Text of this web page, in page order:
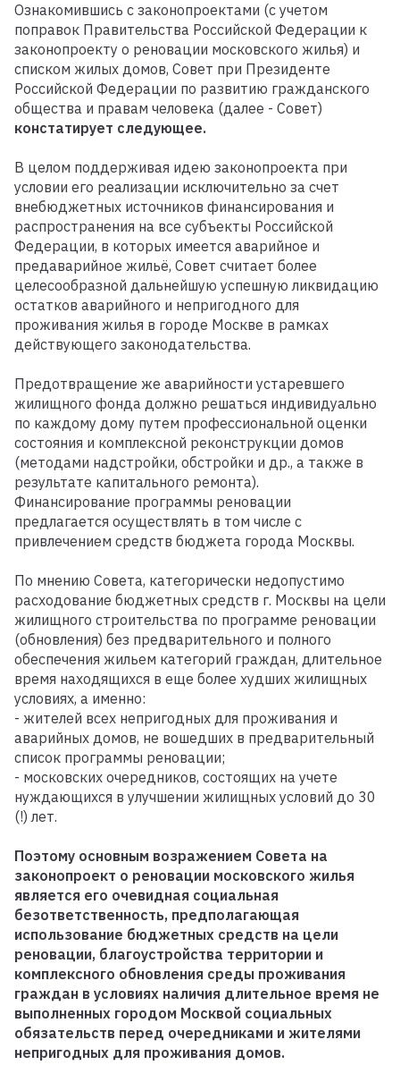
Ознакомившись с законопроектами (с учетом
поправок Правительства Российской Федерации к
законопроекту о реновации московского жилья) и
списком жилых домов, Совет при Президенте
Российской Федерации по развитию гражданского
общества и правам человека (далее - Совет)
констатирует следующее.
В целом поддерживая идею законопроекта при
условии его реализации исключительно за счет
внебюджетных источников финансирования и
распространения на все субъекты Российской
Федерации, в которых имеется аварийное и
предаварийное жильё, Совет считает более
целесообразной дальнейшую успешную ликвидацию
остатков аварийного и непригодного для
проживания жилья в городе Москве в рамках
действующего законодательства.
Предотвращение же аварийности устаревшего
жилищного фонда должно решаться индивидуально
по каждому дому путем профессиональной оценки
состояния и комплексной реконструкции домов
(методами надстройки, обстройки и др., а также в
результате капитального ремонта).
Финансирование программы реновации
предлагается осуществлять в том числе с
привлечением средств бюджета города Москвы.
По мнению Совета, категорически недопустимо
расходование бюджетных средств г. Москвы на цели
жилищного строительства по программе реновации
(обновления) без предварительного и полного
обеспечения жильем категорий граждан, длительное
время находящихся в еще более худших жилищных
условиях, а именно:
- жителей всех непригодных для проживания и
аварийных домов, не вошедших в предварительный
список программы реновации;
- московских очередников, состоящих на учете
нуждающихся в улучшении жилищных условий до 30
(!) лет.
Поэтому основным возражением Совета на
законопроект о реновации московского жилья
является его очевидная социальная
безответственность, предполагающая
использование бюджетных средств на цели
реновации, благоустройства территории и
комплексного обновления среды проживания
граждан в условиях наличия длительное время не
выполненных городом Москвой социальных
обязательств перед очередниками и жителями
непригодных для проживания домов.